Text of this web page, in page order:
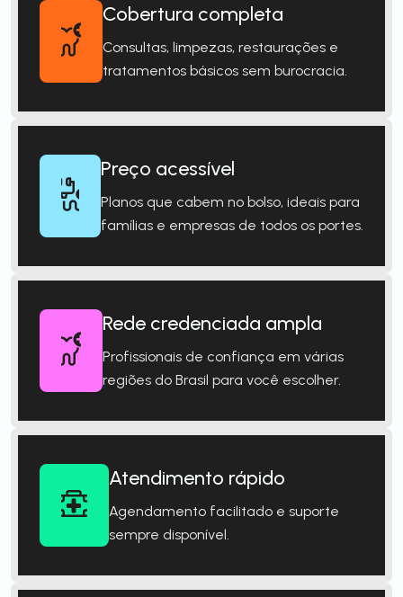
Cobertura completa
Consultas, limpezas, restaurações e
tratamentos básicos sem burocracia.
Preço acessível
Planos que cabem no bolso, ideais para
famílias e empresas de todos os portes.
Rede credenciada ampla
Profissionais de confiança em várias
regiões do Brasil para você escolher.
Atendimento rápido
Agendamento facilitado e suporte
sempre disponível.